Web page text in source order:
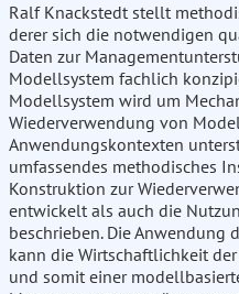
Ralf Knackstedt stellt
derer sich die notwendigen
Daten zur
Modellsystem fachlich
Modellsystem wird um
Wiederverwendung von
Anwendungskontexten
umfassendes methodisches
Konstruktion zur
entwickelt als auch die
beschrieben. Die Anwendung
kann die Wirtschaftlichkeit
und somit einer